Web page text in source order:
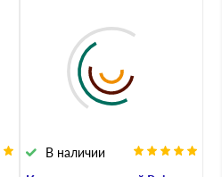
В наличии